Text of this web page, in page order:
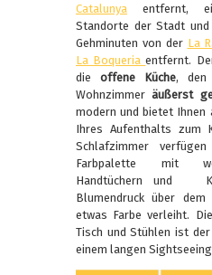
Catalunya entfernt,
Standorte der Stadt
Gehminuten von der La
La Boqueriaentfernt.
die offene Küche, den
Wohnzimmeräußerst
modern und bietet Ihnen
Ihres Aufenthalts zum
Schlafzimmer
Farbpalette mit
Handtüchern und
Blumendruck über
etwas Farbe verleiht.
Tisch und Stühlen ist
einem langen